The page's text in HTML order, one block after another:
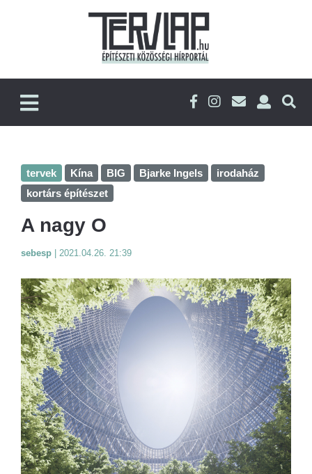
tervek Kína BIG Bjarke Ingels
irodaház
kortárs építészet
A nagy O
sebesp 2021.04.26. 21:39